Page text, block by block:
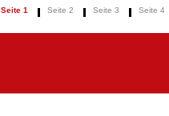
Seite 1 Seite 2 Seite 3 Seite 4